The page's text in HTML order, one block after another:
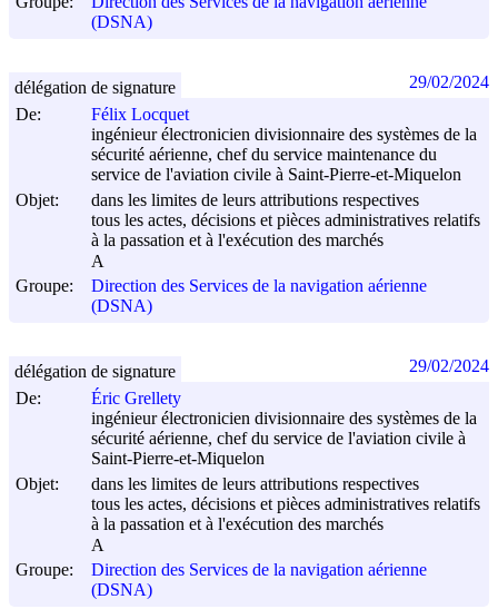
(DSNA)
De:
Félix Locquet
ingénieur électronicien divisionnaire des systèmes de la
sécurité aérienne, chef du service maintenance du
service de l'aviation civile à Saint-Pierre-et-Miquelon
Objet:
dans les limites de leurs attributions respectives
tous les actes, décisions et pièces administratives relatifs
à la passation et à l'exécution des marchés
A
Groupe:
Direction des Services de la navigation aérienne
(DSNA)
délégation de signature 29/02/2024
De:
Éric Grellety
ingénieur électronicien divisionnaire des systèmes de la
sécurité aérienne, chef du service de l'aviation civile à
Saint-Pierre-et-Miquelon
Objet:
dans les limites de leurs attributions respectives
tous les actes, décisions et pièces administratives relatifs
à la passation et à l'exécution des marchés
A
Groupe:
Direction des Services de la navigation aérienne
(DSNA)
délégation de signature 29/02/2024